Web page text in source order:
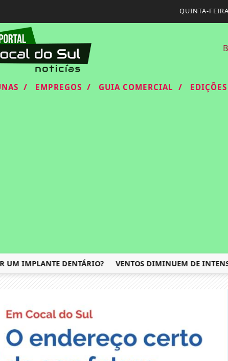
QUINTA-
/ EMPREGOS / GUIA COMERCIAL / EDIÇÕES
UM IMPLANTE DENTÁRIO? VENTOS DIMINUEM DE